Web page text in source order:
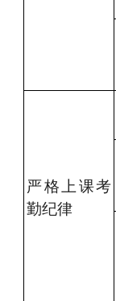
严格上课考
勤纪律